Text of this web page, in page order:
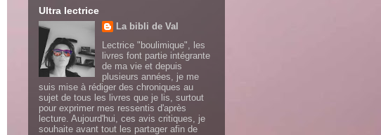
Ultra lectrice
La bibli de Val
Lectrice "boulimique", les
livres font partie intégrante
de ma vie et depuis
plusieurs années, je me
suis mise à rédiger des chroniques au
sujet de tous les livres que je lis, surtout
pour exprimer mes ressentis d'après
lecture. Aujourd'hui, ces avis critiques, je
souhaite avant tout les partager afin de